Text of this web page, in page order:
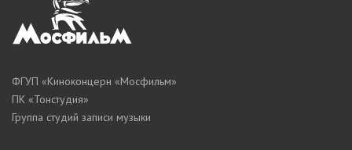
ФГУП «Киноконцерн «Мосфильм»
ПК «Тонстудия»
Группа студий записи музыки